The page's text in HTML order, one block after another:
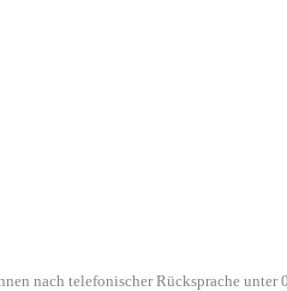
nach telefonischer Rücksprache